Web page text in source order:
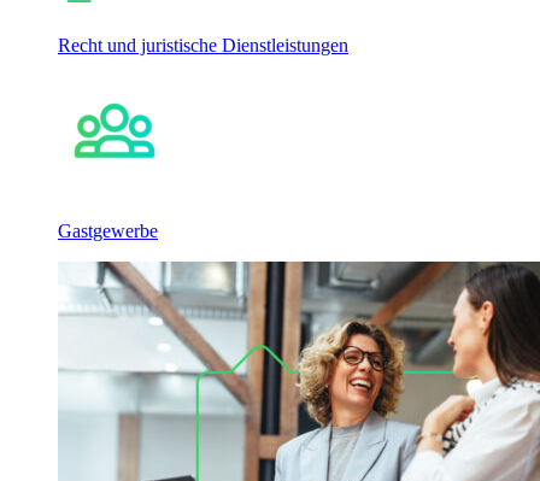
Recht und juristische Dienstleistungen
Gastgewerbe